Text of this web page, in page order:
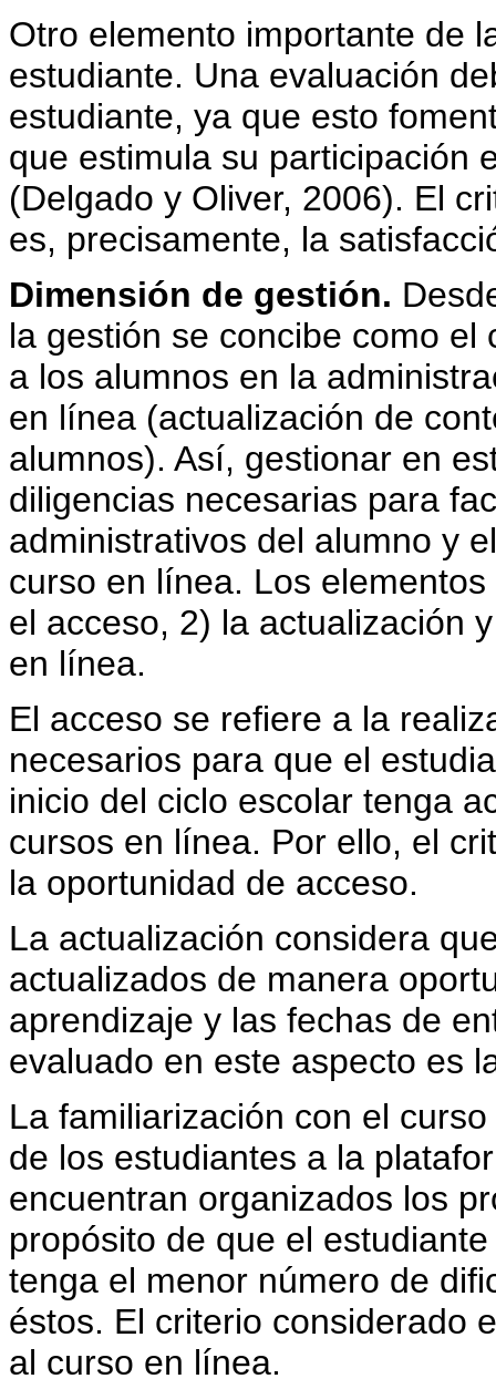
Otro elemento importante de
estudiante. Una evaluación
estudiante, ya que esto
que estimula su participación
(Delgado y Oliver, 2006). El
es, precisamente, la
Dimensión de gestión.
la gestión se concibe como
a los alumnos en la
en línea (actualización de
alumnos). Así, gestionar en
diligencias necesarias para
administrativos del alumno y
curso en línea. Los
el acceso, 2) la actualización
en línea.
El acceso se refiere a la
necesarios para que el
inicio del ciclo escolar tenga
cursos en línea. Por ello, el
la oportunidad de acceso.
La actualización considera
actualizados de manera
aprendizaje y las fechas de
evaluado en este aspecto es
La familiarización con el
de los estudiantes a la
encuentran organizados los
propósito de que el
tenga el menor número de
éstos. El criterio considerado
al curso en línea.